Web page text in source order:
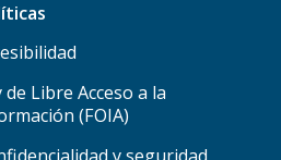
de Libre Acceso a la
(FOIA)